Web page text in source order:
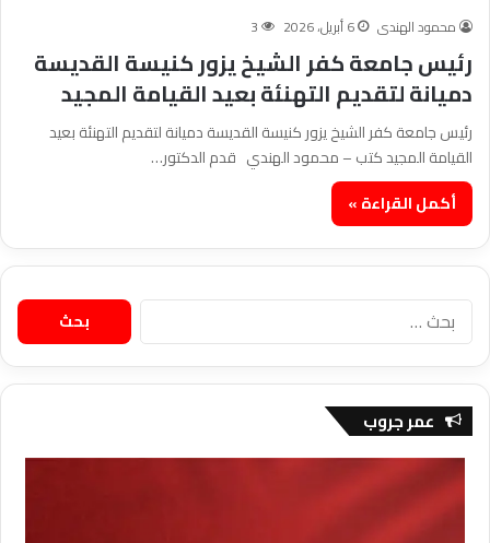
محمود الهندى 6 أبريل، 2026 3
رئيس جامعة كفر الشيخ يزور كنيسة القديسة
دميانة لتقديم التهنئة بعيد القيامة المجيد
رئيس جامعة كفر الشيخ يزور كنيسة القديسة دميانة لتقديم التهنئة بعيد
القيامة المجيد كتب – محمود الهندي قدم الدكتور…
أكمل القراءة »
البحث
عن:
عمر جروب